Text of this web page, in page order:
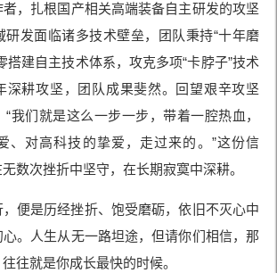
，扎根国产相关高端装备自主研发的攻坚
研发面临诸多技术壁垒，团队秉持“十年磨
搭建自主技术体系，攻克多项“卡脖子”技术
深耕攻坚，团队成果斐然。回望艰辛攻坚
我们就是这么一步一步，带着一腔热血，
、对高科技的挚爱，走过来的。”这份信
数次挫折中坚守，在长期寂寞中深耕。
便是历经挫折、饱受磨砺，依旧不灭心中
。人生从无一路坦途，但请你们相信，那
往就是你成长最快的时候。